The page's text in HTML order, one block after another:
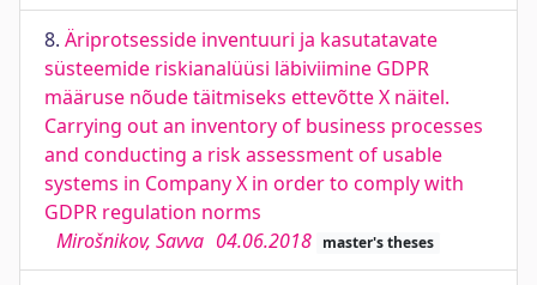
8. Äriprotsesside inventuuri ja kasutatavate
süsteemide riskianalüüsi läbiviimine GDPR
määruse nõude täitmiseks ettevõtte X näitel.
Carrying out an inventory of business processes
and conducting a risk assessment of usable
systems in Company X in order to comply with
GDPR regulation norms
Mirošnikov, Savva 04.06.2018 master's theses